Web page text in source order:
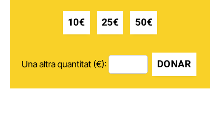
10€ 25€ 50€
Una altra quantitat (€): DONAR